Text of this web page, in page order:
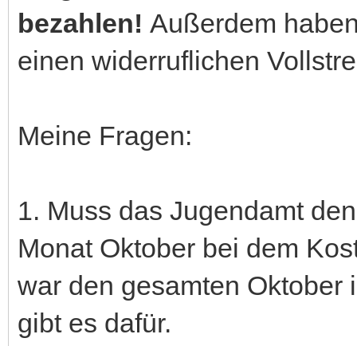
bezahlen! Außerdem
einen widerruflichen
Meine Fragen:
1. Muss das Jugendamt
Monat Oktober bei dem
war den gesamten Oktober
gibt es dafür.